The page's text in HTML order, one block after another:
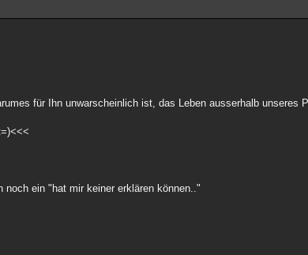
für Ihn unwarscheinlich ist, das Leben ausserhalb unseres
ein "hat mir keiner erklären können.."